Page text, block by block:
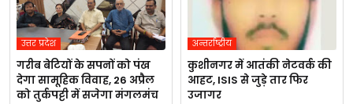
उत्तर प्रदेश
गरीब बेटियों के सपनों को पंख
देगा सामूहिक विवाह, 26 अप्रैल
को तुर्कपट्टी में सजेगा मंगलमंच
अन्तर्राष्ट्रीय
कुशीनगर में आतंकी नेटवर्क की
आहट, ISIS से जुड़े तार फिर
उजागर